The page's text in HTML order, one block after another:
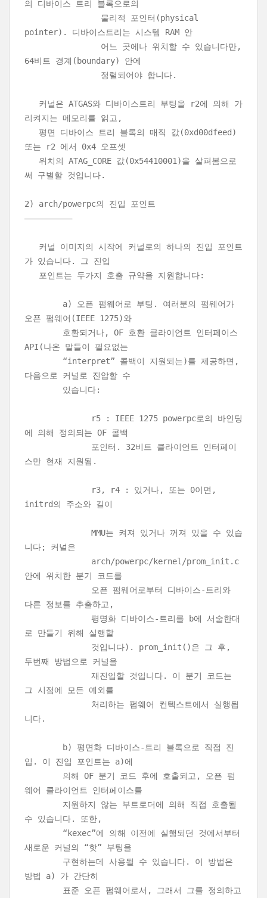
의 디바이스 트리 블록으로의
물리적 포인터(physical
pointer). 디바이스트리는 시스템 RAM 안
어느 곳에나 위치할 수 있습니다만,
64비트 경계(boundary) 안에
정렬되어야 합니다.
커널은 ATGAS와 디바이스트리 부팅을 r2에 의해 가
리켜지는 메모리를 읽고,
평면 디바이스 트리 블록의 매직 값(0xd00dfeed)
또는 r2 에서 0x4 오프셋
위치의 ATAG_CORE 값(0x54410001)을 살펴봄으로
써 구별할 것입니다.
2) arch/powerpc의 진입 포인트
—————————–
커널 이미지의 시작에 커널로의 하나의 진입 포인트
가 있습니다. 그 진입
포인트는 두가지 호출 규약을 지원합니다:
a) 오픈 펌웨어로 부팅. 여러분의 펌웨어가
오픈 펌웨어(IEEE 1275)와
호환되거나, OF 호환 클라이언트 인터페이스
API(나온 말들이 필요없는
“interpret” 콜백이 지원되는)를 제공하면,
다음으로 커널로 진압할 수
있습니다:
r5 : IEEE 1275 powerpc로의 바인딩
에 의해 정의되는 OF 콜백
포인터. 32비트 클라이언트 인터페이
스만 현재 지원됨.
r3, r4 : 있거나, 또는 0이면,
initrd의 주소와 길이
MMU는 켜져 있거나 꺼져 있을 수 있습
니다; 커널은
arch/powerpc/kernel/prom_init.c
안에 위치한 분기 코드를
오픈 펌웨어로부터 디바이스-트리와
다른 정보를 추출하고,
평명화 디바이스-트리를 b에 서술한대
로 만들기 위해 실행할
것입니다). prom_init()은 그 후,
두번째 방법으로 커널을
재진입할 것입니다. 이 분기 코드는
그 시점에 모든 예외를
처리하는 펌웨어 컨텍스트에서 실행됩
니다.
b) 평면화 디바이스-트리 블록으로 직접 진
입. 이 진입 포인트는 a)에
의해 OF 분기 코드 후에 호출되고, 오픈 펌
웨어 클라이언트 인터페이스를
지원하지 않는 부트로더에 의해 직접 호출될
수 있습니다. 또한,
“kexec”에 의해 이전에 실행되던 것에서부터
새로운 커널의 “핫” 부팅을
구현하는데 사용될 수 있습니다. 이 방법은
방법 a) 가 간단히
표준 오픈 펌웨어로서, 그래서 그를 정의하고